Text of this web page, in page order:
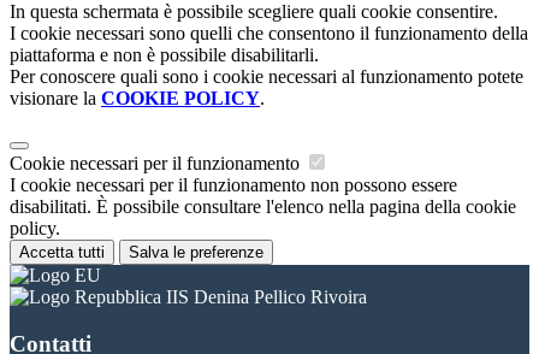
In questa schermata è possibile scegliere quali cookie consentire.
I cookie necessari sono quelli che consentono il funzionamento della
piattaforma e non è possibile disabilitarli.
Per conoscere quali sono i cookie necessari al funzionamento potete
visionare la COOKIE POLICY.
Cookie necessari per il funzionamento
I cookie necessari per il funzionamento non possono essere
disabilitati. È possibile consultare l'elenco nella pagina della cookie
policy.
Accetta tutti Salva le preferenze
IIS Denina Pellico Rivoira
Contatti